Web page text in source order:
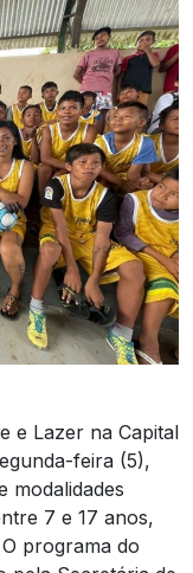
e Lazer na Capital
feira (5),
modalidades
7 e 17 anos,
programa do